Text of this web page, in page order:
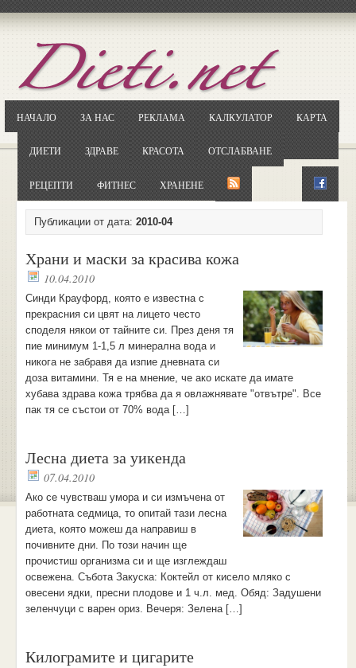
НАЧАЛО ЗА НАС РЕКЛАМА КАЛКУЛАТОР КАРТА
ДИЕТИ ЗДРАВЕ КРАСОТА ОТСЛАБВАНЕ
РЕЦЕПТИ ФИТНЕС ХРАНЕНЕ
Публикации от дата: 2010-04
Храни и маски за красива кожа
10.04.2010
Синди Крауфорд, която е известна с
прекрасния си цвят на лицето често
споделя някои от тайните си. През деня тя
пие минимум 1-1,5 л минерална вода и
никога не забравя да изпие дневната си
доза витамини. Тя е на мнение, че ако искате да имате
хубава здрава кожа трябва да я овлажнявате "отвътре". Все
пак тя се състои от 70% вода […]
Лесна диета за уикенда
07.04.2010
Ако се чувстваш умора и си измъчена от
работната седмица, то опитай тази лесна
диета, която можеш да направиш в
почивните дни. По този начин ще
прочистиш организма си и ще изглеждаш
освежена. Събота Закуска: Коктейл от кисело мляко с
овесени ядки, пресни плодове и 1 ч.л. мед. Обяд: Задушени
зеленчуци с варен ориз. Вечеря: Зелена […]
Килограмите и цигарите
ОтворетеGoogle.bg
Потърсете "Cloxy"
Кликнете на първия резултат
... и я въведете в полето: